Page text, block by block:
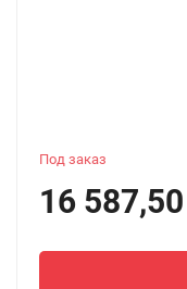
Под заказ
16 587,50